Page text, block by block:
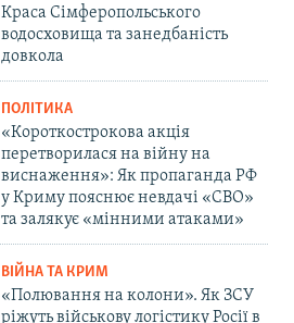
Краса Сімферопольського
водосховища та занедбаність
довкола
ПОЛІТИКА
«Короткострокова акція
перетворилася на війну на
виснаження»: Як пропаганда РФ
у Криму пояснює невдачі «СВО»
та залякує «мінними атаками»
ВІЙНА ТА КРИМ
«Полювання на колони». Як ЗСУ
ріжуть військову логістику Росії в